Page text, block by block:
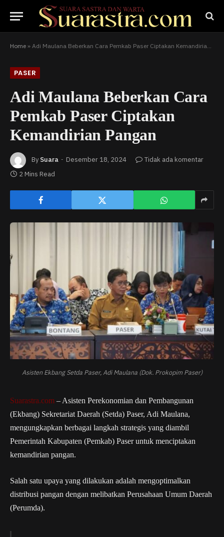
Home » Adi Maulana Beberkan Cara Pemkab Paser Ciptakan Kemandirian Pangan
PASER
Adi Maulana Beberkan Cara
Pemkab Paser Ciptakan
Kemandirian Pangan
By Suara Desember 18, 2024
Tidak ada komentar
2 Mins Read
Asisten Ekbang Setda Paser, Adi Maulana (Dok. Prokopim Paser)
Suarastra.com – Asisten Perekonomian dan Pembangunan
(Ekbang) Sekretariat Daerah (Setda) Paser, Adi Maulana,
mengungkapkan berbagai langkah strategis yang diambil
Pemerintah Kabupaten (Pemkab) Paser untuk menciptakan
kemandirian pangan.
Salah satu upaya yang dilakukan adalah mengoptimalkan
distribusi pangan dengan melibatkan Perusahaan Umum Daerah
(Perumda).